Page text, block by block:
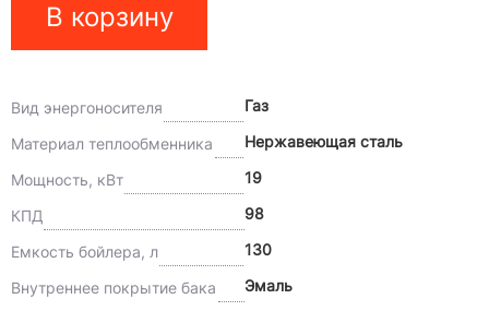
В корзину
Вид энергоносителя Газ
Материал теплообменника Нержавеющая сталь
Мощность, кВт 19
КПД 98
Емкость бойлера, л 130
Внутреннее покрытие бака Эмаль